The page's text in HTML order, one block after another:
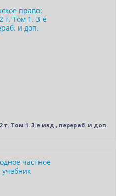
Том 1. 3-е изд., перераб. и доп.